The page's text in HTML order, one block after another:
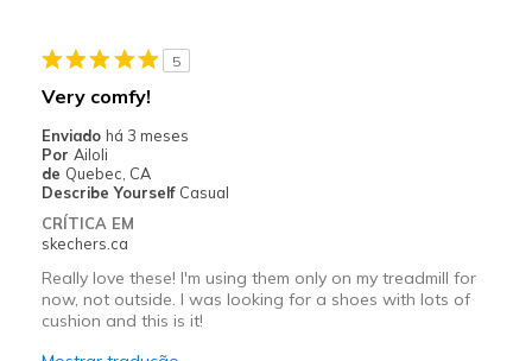
5
Very comfy!
Enviado há 3 meses
Por Ailoli
de Quebec, CA
Describe Yourself Casual
CRÍTICA EM
skechers.ca
Really love these! I'm using them only on my treadmill for
now, not outside. I was looking for a shoes with lots of
cushion and this is it!